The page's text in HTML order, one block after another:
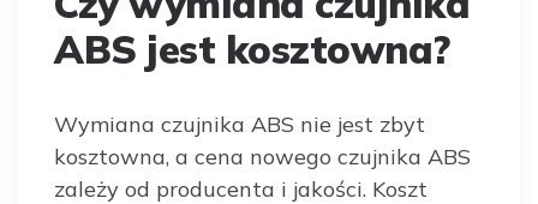
ABS jest kosztowna?
Wymiana czujnika ABS nie jest zbyt
kosztowna, a cena nowego czujnika ABS
zależy od producenta i jakości. Koszt